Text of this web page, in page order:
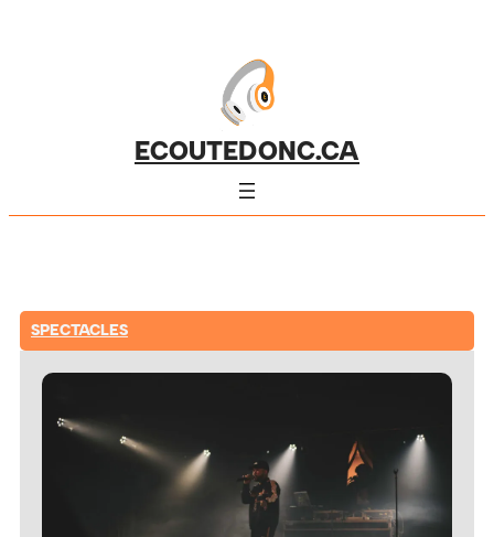
ECOUTEDONC.CA
SPECTACLES